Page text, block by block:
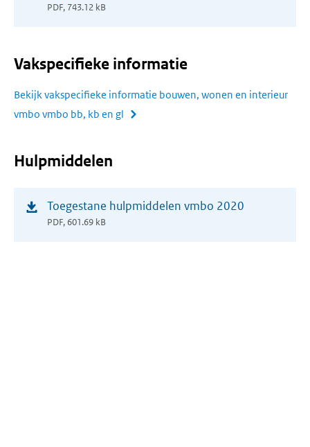
PDF, 743.12 kB
Vakspecifieke informatie
Bekijk vakspecifieke informatie bouwen, wonen en interieur
vmbo vmbo bb, kb en gl
Hulpmiddelen
Toegestane hulpmiddelen vmbo 2020
PDF, 601.69 kB